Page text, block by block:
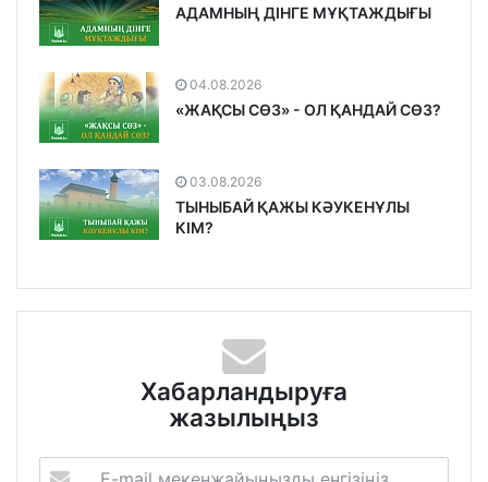
АДАМНЫҢ ДІНГЕ МҰҚТАЖДЫҒЫ
04.08.2026
«ЖАҚСЫ СӨЗ» - ОЛ ҚАНДАЙ СӨЗ?
03.08.2026
ТЫНЫБАЙ ҚАЖЫ КӘУКЕНҰЛЫ
КІМ?
Хабарландыруға
жазылыңыз